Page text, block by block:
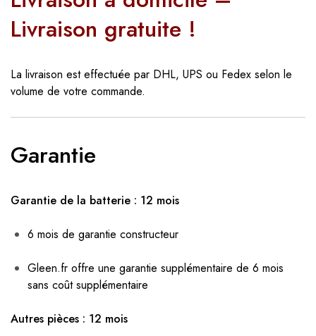
Livraison gratuite !
La livraison est effectuée par DHL, UPS ou Fedex selon le
volume de votre commande.
Garantie
Garantie de la batterie : 12 mois
6 mois de garantie constructeur
Gleen.fr offre une garantie supplémentaire de 6 mois
sans coût supplémentaire
Autres pièces : 12 mois